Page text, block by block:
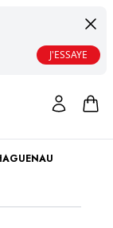
J'ESSAYE